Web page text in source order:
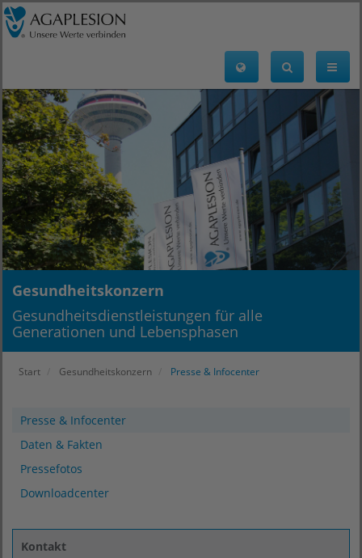
Gesundheitskonzern
Gesundheitsdienstleistungen für alle
Generationen und Lebensphasen
Start Gesundheitskonzern Presse & Infocenter
Presse & Infocenter
Daten & Fakten
Pressefotos
Downloadcenter
Kontakt